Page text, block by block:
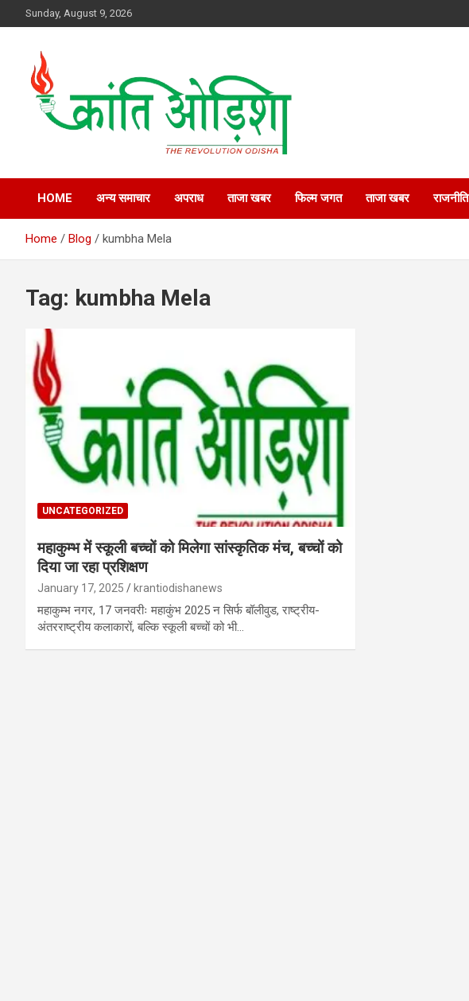
to
Sunday, August 9, 2026
Kranti Odisha News
Sena (OSS)
HOME
अन्य समाचार अपराध ताजा खबर फिल्म जगत ताजा खबर राजनीति
Home Blog kumbha Mela
Tag: kumbha Mela
UNCATEGORIZED
महाकुम्भ में स्कूली बच्चों को मिलेगा सांस्कृतिक मंच, बच्चों को
दिया जा रहा प्रशिक्षण
January 17, 2025 krantiodishanews
महाकुम्भ नगर, 17 जनवरीः महाकुंभ 2025 न सिर्फ बॉलीवुड, राष्ट्रीय-
अंतरराष्ट्रीय कलाकारों, बल्कि स्कूली बच्चों को भी…